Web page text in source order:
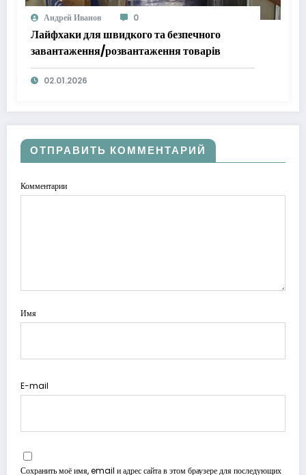
Андрей Иванов 0
Лайфхаки для швидкого та безпечного
завантаження/розвантаження товарів
02.01.2026
ОТПРАВИТЬ КОММЕНТАРИЙ
Комментарии
Имя
E-mail
Сохранить моё имя, email и адрес сайта в этом браузере для последующих